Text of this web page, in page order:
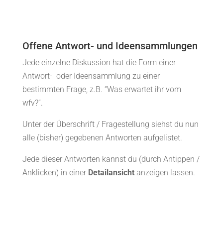
Offene Antwort- und Ideensammlungen
Jede einzelne Diskussion hat die Form einer
Antwort- oder Ideensammlung zu einer
bestimmten Frage, z.B. “Was erwartet ihr vom
wfv?”.
Unter der Überschrift / Fragestellung siehst du nun
alle (bisher) gegebenen Antworten aufgelistet.
Jede dieser Antworten kannst du (durch Antippen /
Anklicken) in einer Detailansichtanzeigen lassen.